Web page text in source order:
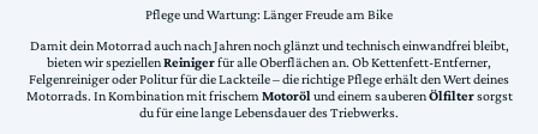
Pflege und Wartung: Länger Freude am Bike
Damit dein Motorrad auch nach Jahren noch glänzt und technisch einwandfrei bleibt,
bieten wir speziellenReinigerfür alle Oberflächen an. Ob Kettenfett-Entferner,
Felgenreiniger oder Politur für die Lackteile – die richtige Pflege erhält den Wert deines
Motorrads. In Kombination mit frischemMotorölund einem sauberenÖlfiltersorgst
du für eine lange Lebensdauer des Triebwerks.